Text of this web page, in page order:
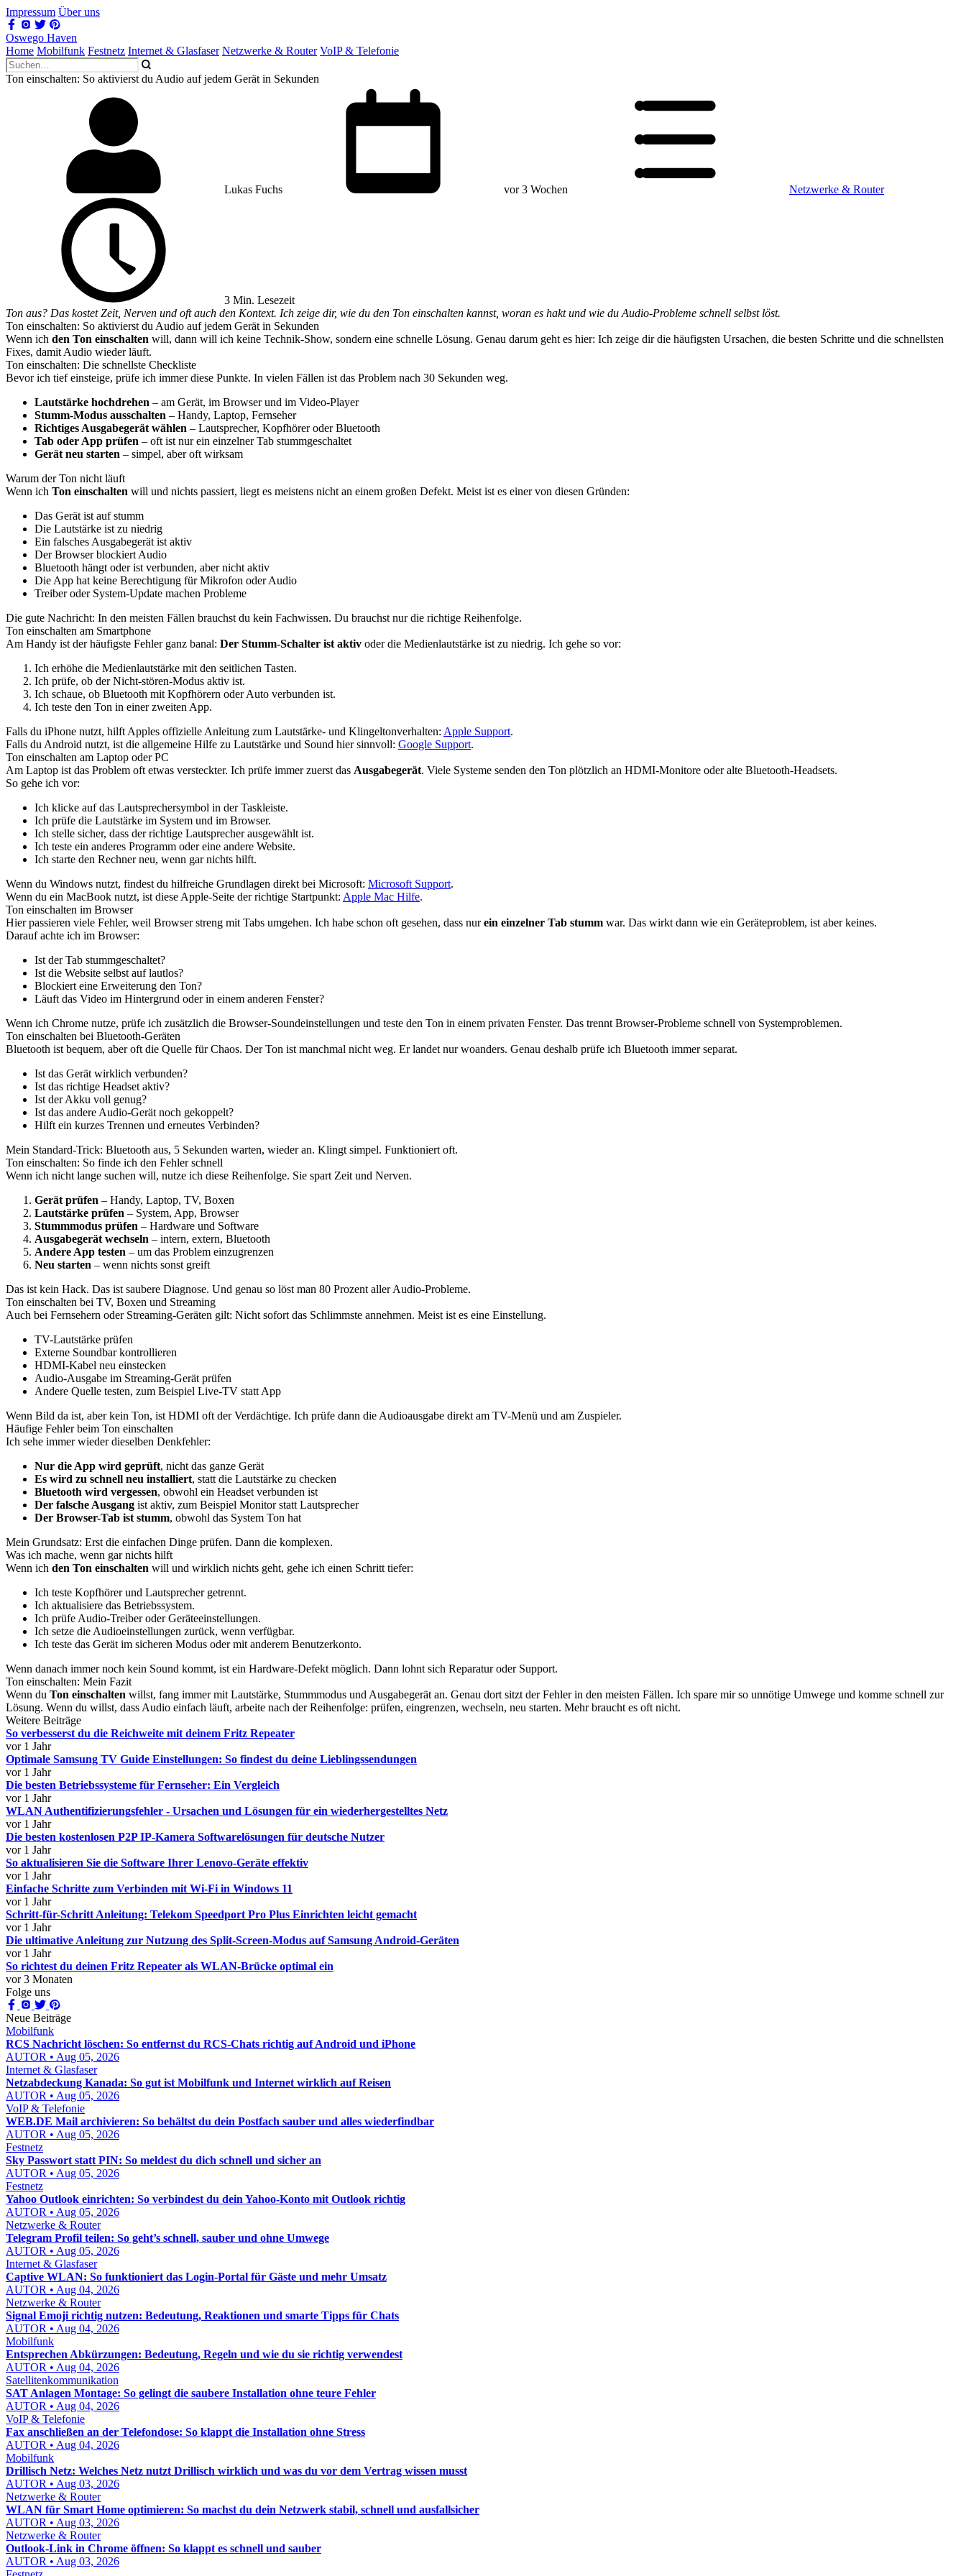
Impressum Über uns
Oswego Haven
Home Mobilfunk Festnetz Internet & Glasfaser Netzwerke & Router VoIP & Telefonie
Ton einschalten: So aktivierst du Audio auf jedem Gerät in Sekunden
Lukas Fuchs vor 3 Wochen Netzwerke & Router
3 Min. Lesezeit
Ton aus? Das kostet Zeit, Nerven und oft auch den Kontext. Ich zeige dir, wie du den Ton einschalten kannst, woran es hakt und wie du Audio-Probleme schnell selbst löst.
Ton einschalten: So aktivierst du Audio auf jedem Gerät in Sekunden
Wenn ich den Ton einschalten will, dann will ich keine Technik-Show, sondern eine schnelle Lösung. Genau darum geht es hier: Ich zeige dir die häufigsten Ursachen, die besten Schritte und die schnellsten
Fixes, damit Audio wieder läuft.
Ton einschalten: Die schnellste Checkliste
Bevor ich tief einsteige, prüfe ich immer diese Punkte. In vielen Fällen ist das Problem nach 30 Sekunden weg.
Lautstärke hochdrehen – am Gerät, im Browser und im Video-Player
Stumm-Modus ausschalten – Handy, Laptop, Fernseher
Richtiges Ausgabegerät wählen – Lautsprecher, Kopfhörer oder Bluetooth
Tab oder App prüfen – oft ist nur ein einzelner Tab stummgeschaltet
Gerät neu starten – simpel, aber oft wirksam
Warum der Ton nicht läuft
Wenn ich Ton einschalten will und nichts passiert, liegt es meistens nicht an einem großen Defekt. Meist ist es einer von diesen Gründen:
Das Gerät ist auf stumm
Die Lautstärke ist zu niedrig
Ein falsches Ausgabegerät ist aktiv
Der Browser blockiert Audio
Bluetooth hängt oder ist verbunden, aber nicht aktiv
Die App hat keine Berechtigung für Mikrofon oder Audio
Treiber oder System-Update machen Probleme
Die gute Nachricht: In den meisten Fällen brauchst du kein Fachwissen. Du brauchst nur die richtige Reihenfolge.
Ton einschalten am Smartphone
Am Handy ist der häufigste Fehler ganz banal: Der Stumm-Schalter ist aktiv oder die Medienlautstärke ist zu niedrig. Ich gehe so vor:
Ich erhöhe die Medienlautstärke mit den seitlichen Tasten.
Ich prüfe, ob der Nicht-stören-Modus aktiv ist.
Ich schaue, ob Bluetooth mit Kopfhörern oder Auto verbunden ist.
Ich teste den Ton in einer zweiten App.
Falls du iPhone nutzt, hilft Apples offizielle Anleitung zum Lautstärke- und Klingeltonverhalten: Apple Support.
Falls du Android nutzt, ist die allgemeine Hilfe zu Lautstärke und Sound hier sinnvoll: Google Support.
Ton einschalten am Laptop oder PC
Am Laptop ist das Problem oft etwas versteckter. Ich prüfe immer zuerst das Ausgabegerät. Viele Systeme senden den Ton plötzlich an HDMI-Monitore oder alte Bluetooth-Headsets.
So gehe ich vor:
Ich klicke auf das Lautsprechersymbol in der Taskleiste.
Ich prüfe die Lautstärke im System und im Browser.
Ich stelle sicher, dass der richtige Lautsprecher ausgewählt ist.
Ich teste ein anderes Programm oder eine andere Website.
Ich starte den Rechner neu, wenn gar nichts hilft.
Wenn du Windows nutzt, findest du hilfreiche Grundlagen direkt bei Microsoft: Microsoft Support.
Wenn du ein MacBook nutzt, ist diese Apple-Seite der richtige Startpunkt: Apple Mac Hilfe.
Ton einschalten im Browser
Hier passieren viele Fehler, weil Browser streng mit Tabs umgehen. Ich habe schon oft gesehen, dass nurein einzelner Tab stumm war. Das wirkt dann wie ein Geräteproblem, ist aber keines.
Darauf achte ich im Browser:
Ist der Tab stummgeschaltet?
Ist die Website selbst auf lautlos?
Blockiert eine Erweiterung den Ton?
Läuft das Video im Hintergrund oder in einem anderen Fenster?
Wenn ich Chrome nutze, prüfe ich zusätzlich die Browser-Soundeinstellungen und teste den Ton in einem privaten Fenster. Das trennt Browser-Probleme schnell von Systemproblemen.
Ton einschalten bei Bluetooth-Geräten
Bluetooth ist bequem, aber oft die Quelle für Chaos. Der Ton ist manchmal nicht weg. Er landet nur woanders. Genau deshalb prüfe ich Bluetooth immer separat.
Ist das Gerät wirklich verbunden?
Ist das richtige Headset aktiv?
Ist der Akku voll genug?
Ist das andere Audio-Gerät noch gekoppelt?
Hilft ein kurzes Trennen und erneutes Verbinden?
Mein Standard-Trick: Bluetooth aus, 5 Sekunden warten, wieder an. Klingt simpel. Funktioniert oft.
Ton einschalten: So finde ich den Fehler schnell
Wenn ich nicht lange suchen will, nutze ich diese Reihenfolge. Sie spart Zeit und Nerven.
Gerät prüfen – Handy, Laptop, TV, Boxen
Lautstärke prüfen – System, App, Browser
Stummmodus prüfen – Hardware und Software
Ausgabegerät wechseln – intern, extern, Bluetooth
Andere App testen – um das Problem einzugrenzen
Neu starten – wenn nichts sonst greift
Das ist kein Hack. Das ist saubere Diagnose. Und genau so löst man 80 Prozent aller Audio-Probleme.
Ton einschalten bei TV, Boxen und Streaming
Auch bei Fernsehern oder Streaming-Geräten gilt: Nicht sofort das Schlimmste annehmen. Meist ist es eine Einstellung.
TV-Lautstärke prüfen
Externe Soundbar kontrollieren
HDMI-Kabel neu einstecken
Audio-Ausgabe im Streaming-Gerät prüfen
Andere Quelle testen, zum Beispiel Live-TV statt App
Wenn Bild da ist, aber kein Ton, ist HDMI oft der Verdächtige. Ich prüfe dann die Audioausgabe direkt am TV-Menü und am Zuspieler.
Häufige Fehler beim Ton einschalten
Ich sehe immer wieder dieselben Denkfehler:
Nur die App wird geprüft, nicht das ganze Gerät
Es wird zu schnell neu installiert, statt die Lautstärke zu checken
Bluetooth wird vergessen, obwohl ein Headset verbunden ist
Der falsche Ausgang ist aktiv, zum Beispiel Monitor statt Lautsprecher
Der Browser-Tab ist stumm, obwohl das System Ton hat
Mein Grundsatz: Erst die einfachen Dinge prüfen. Dann die komplexen.
Was ich mache, wenn gar nichts hilft
Wenn ich den Ton einschalten will und wirklich nichts geht, gehe ich einen Schritt tiefer:
Ich teste Kopfhörer und Lautsprecher getrennt.
Ich aktualisiere das Betriebssystem.
Ich prüfe Audio-Treiber oder Geräteeinstellungen.
Ich setze die Audioeinstellungen zurück, wenn verfügbar.
Ich teste das Gerät im sicheren Modus oder mit anderem Benutzerkonto.
Wenn danach immer noch kein Sound kommt, ist ein Hardware-Defekt möglich. Dann lohnt sich Reparatur oder Support.
Ton einschalten: Mein Fazit
Wenn du Ton einschalten willst, fang immer mit Lautstärke, Stummmodus und Ausgabegerät an. Genau dort sitzt der Fehler in den meisten Fällen. Ich spare mir so unnötige Umwege und komme schnell zur
Lösung. Wenn du willst, dass Audio einfach läuft, arbeite nach der Reihenfolge: prüfen, eingrenzen, wechseln, neu starten. Mehr braucht es oft nicht.
Weitere Beiträge
So verbesserst du die Reichweite mit deinem Fritz Repeater
vor 1 Jahr
Optimale Samsung TV Guide Einstellungen: So findest du deine Lieblingssendungen
vor 1 Jahr
Die besten Betriebssysteme für Fernseher: Ein Vergleich
vor 1 Jahr
WLAN Authentifizierungsfehler - Ursachen und Lösungen für ein wiederhergestelltes Netz
vor 1 Jahr
Die besten kostenlosen P2P IP-Kamera Softwarelösungen für deutsche Nutzer
vor 1 Jahr
So aktualisieren Sie die Software Ihrer Lenovo-Geräte effektiv
vor 1 Jahr
Einfache Schritte zum Verbinden mit Wi-Fi in Windows 11
vor 1 Jahr
Schritt-für-Schritt Anleitung: Telekom Speedport Pro Plus Einrichten leicht gemacht
vor 1 Jahr
Die ultimative Anleitung zur Nutzung des Split-Screen-Modus auf Samsung Android-Geräten
vor 1 Jahr
So richtest du deinen Fritz Repeater als WLAN-Brücke optimal ein
vor 3 Monaten
Folge uns
Neue Beiträge
Mobilfunk
RCS Nachricht löschen: So entfernst du RCS-Chats richtig auf Android und iPhone
AUTOR • Aug 05, 2026
Internet & Glasfaser
Netzabdeckung Kanada: So gut ist Mobilfunk und Internet wirklich auf Reisen
AUTOR • Aug 05, 2026
VoIP & Telefonie
WEB.DE Mail archivieren: So behältst du dein Postfach sauber und alles wiederfindbar
AUTOR • Aug 05, 2026
Festnetz
Sky Passwort statt PIN: So meldest du dich schnell und sicher an
AUTOR • Aug 05, 2026
Festnetz
Yahoo Outlook einrichten: So verbindest du dein Yahoo-Konto mit Outlook richtig
AUTOR • Aug 05, 2026
Netzwerke & Router
Telegram Profil teilen: So geht’s schnell, sauber und ohne Umwege
AUTOR • Aug 05, 2026
Internet & Glasfaser
Captive WLAN: So funktioniert das Login-Portal für Gäste und mehr Umsatz
AUTOR • Aug 04, 2026
Netzwerke & Router
Signal Emoji richtig nutzen: Bedeutung, Reaktionen und smarte Tipps für Chats
AUTOR • Aug 04, 2026
Mobilfunk
Entsprechen Abkürzungen: Bedeutung, Regeln und wie du sie richtig verwendest
AUTOR • Aug 04, 2026
Satellitenkommunikation
SAT Anlagen Montage: So gelingt die saubere Installation ohne teure Fehler
AUTOR • Aug 04, 2026
VoIP & Telefonie
Fax anschließen an der Telefondose: So klappt die Installation ohne Stress
AUTOR • Aug 04, 2026
Mobilfunk
Drillisch Netz: Welches Netz nutzt Drillisch wirklich und was du vor dem Vertrag wissen musst
AUTOR • Aug 03, 2026
Netzwerke & Router
WLAN für Smart Home optimieren: So machst du dein Netzwerk stabil, schnell und ausfallsicher
AUTOR • Aug 03, 2026
Netzwerke & Router
Outlook-Link in Chrome öffnen: So klappt es schnell und sauber
AUTOR • Aug 03, 2026